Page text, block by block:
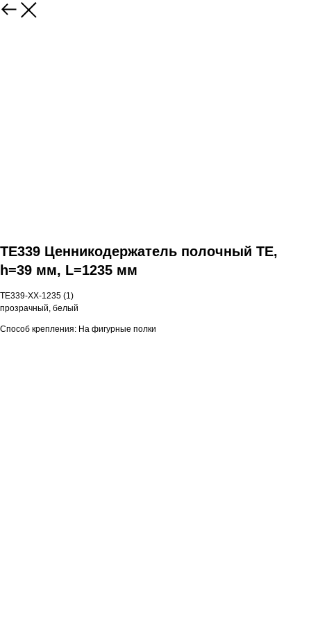
TE339 Ценникодержатель полочный TE,
h=39 мм, L=1235 мм
TE339-ХХ-1235 (1)
прозрачный, белый
Способ крепления: На фигурные полки